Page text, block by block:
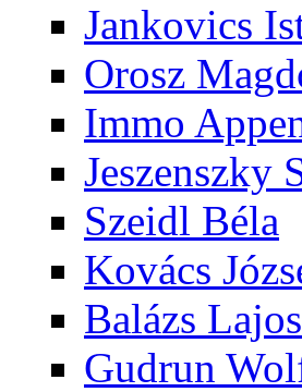
Jan­ko­vics
Orosz
Im­mo
Je­szensz­ky
Szeidl Bé­la
Ko­vács
Ba­lázs La­jos
Gud­run